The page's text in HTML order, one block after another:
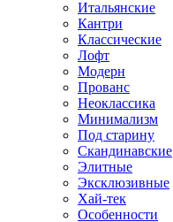
Итальянские
Кантри
Классические
Лофт
Модерн
Прованс
Неоклассика
Минимализм
Под старину
Скандинавские
Элитные
Эксклюзивные
Хай-тек
Особенности